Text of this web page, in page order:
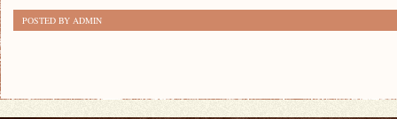
POSTED BY ADMIN